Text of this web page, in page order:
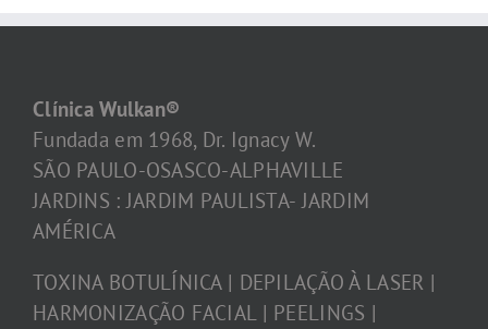
Clínica Wulkan®
Fundada em 1968, Dr. Ignacy W.
SÃO PAULO-OSASCO-ALPHAVILLE
JARDINS : JARDIM PAULISTA- JARDIM
AMÉRICA
TOXINA BOTULÍNICA | DEPILAÇÃO À LASER |
HARMONIZAÇÃO FACIAL | PEELINGS |